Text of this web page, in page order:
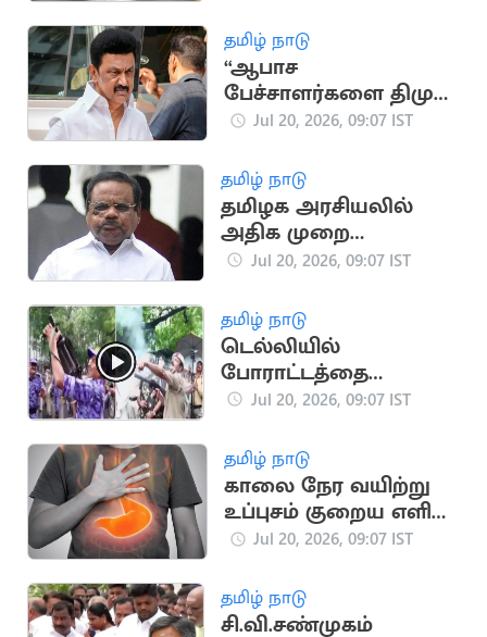
தமிழ் நாடு
“ஆபாச
பேச்சாளர்களை திமுக
வளர்த்து வருகிறது”..
Jul 20, 2026, 09:07 IST
தமிழ் நாடு
தமிழக அரசியலில்
அதிக முறை
சபாநாயகராக
Jul 20, 2026, 09:07 IST
தமிழ் நாடு
டெல்லியில்
போராட்டத்தை
கலைக்க கண்ணீர்
Jul 20, 2026, 09:07 IST
தமிழ் நாடு
காலை நேர வயிற்று
உப்புசம் குறைய எளிய
வீட்டு வைத்தியங்கள்!
Jul 20, 2026, 09:07 IST
தமிழ் நாடு
சி.வி.சண்முகம்